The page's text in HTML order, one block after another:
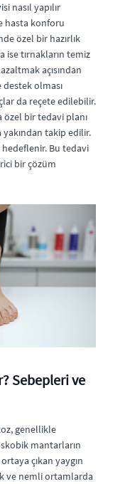
nasıl yapılır
hasta konforu
özel bir hazırlık
ise tırnakların temiz
açısından
olması
da reçete edilebilir.
özel bir tedavi planı
takip edilir.
hedeflenir. Bu tedavi
bir çözüm
Sebepleri ve
genellikle
mantarların
çıkan yaygın
ve nemli ortamlarda